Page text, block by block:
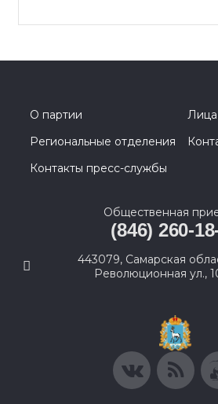
О партии
Лица
Региональные отделения
Контакты пресс-службы
Общественная
(846) 260-
443079, Самарская
Революционная ул.,